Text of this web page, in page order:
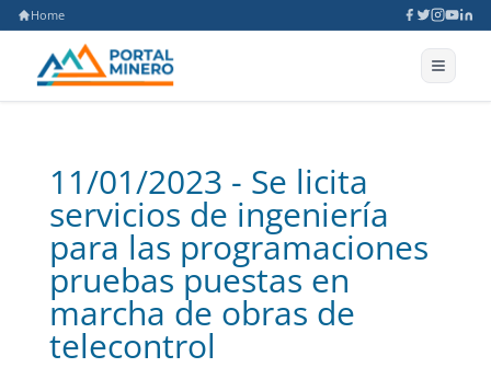
Home
11/01/2023 - Se licita
servicios de ingeniería
para las programaciones
pruebas puestas en
marcha de obras de
telecontrol